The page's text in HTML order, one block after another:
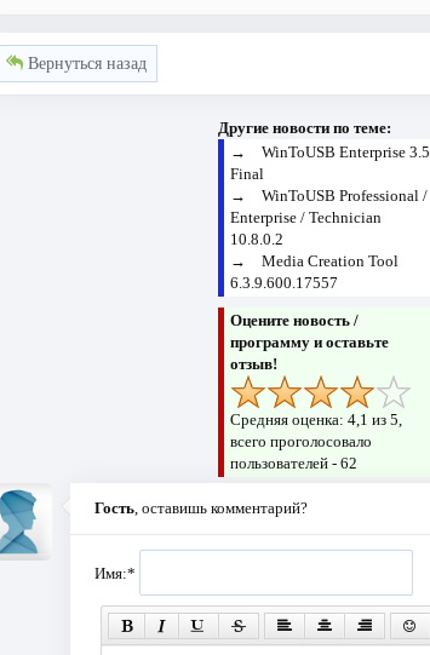
Вернуться назад
Другие новости по теме:
→WinToUSB Enterprise 3.5
Final
→WinToUSB Professional /
Enterprise / Technician
10.8.0.2
→Media Creation Tool
6.3.9.600.17557
Оцените новость /
программу и оставьте
отзыв!
Средняя оценка:4,1 из 5,
всего проголосовало
пользователей -62
Гость, оставишь комментарий?
Имя:*